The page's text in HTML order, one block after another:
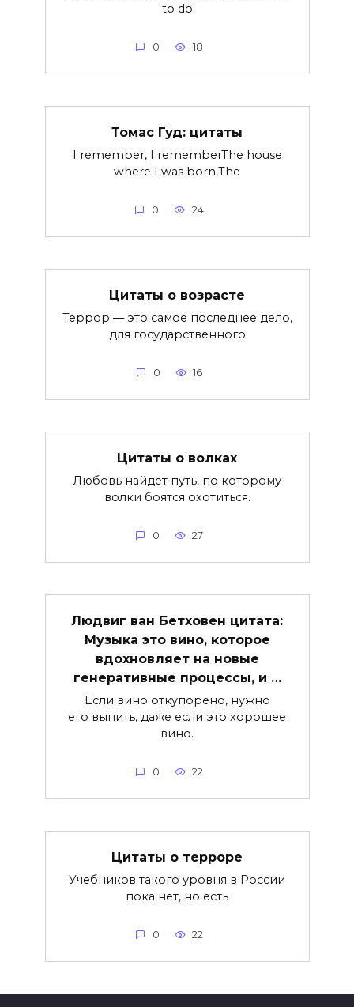
to do
0 18
Томас Гуд: цитаты
I remember, I rememberThe house
where I was born,The
0 24
Цитаты о возрасте
Террор — это самое последнее дело,
для государственного
0 16
Цитаты о волках
Любовь найдет путь, по которому
волки боятся охотиться.
0 27
Людвиг ван Бетховен цитата:
Музыка это вино, которое
вдохновляет на новые
генеративные процессы, и …
Если вино откупорено, нужно
его выпить, даже если это хорошее
вино.
0 22
Цитаты о терроре
Учебников такого уровня в России
пока нет, но есть
0 22